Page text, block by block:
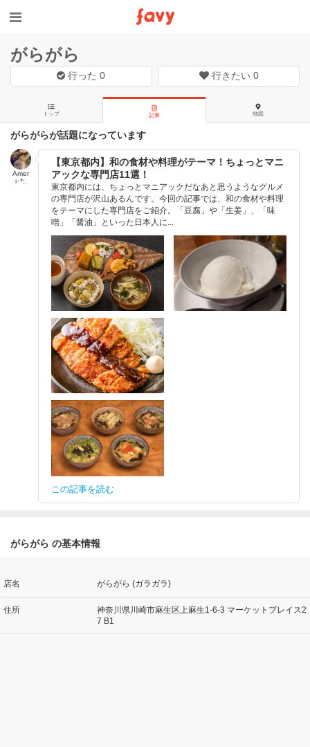
がらがら
行った0 行きたい 0
トップ 記事 地図
がらがらが話題になっています
Amer
i･*:.
【東京都内】和の食材や料理がテーマ！ちょっとマニ
アックな専門店11選！
東京都内には、ちょっとマニアックだなあと思うようなグルメ
の専門店が沢山あるんです。今回の記事では、和の食材や料理
をテーマにした専門店をご紹介。「豆腐」や「生姜」、「味
噌」「醤油」といった日本人に...
この記事を読む
がらがら の基本情報
店名 がらがら (ガラガラ)
住所
神奈川県川崎市麻生区上麻生1-6-3 マーケットプレイス2
7 B1